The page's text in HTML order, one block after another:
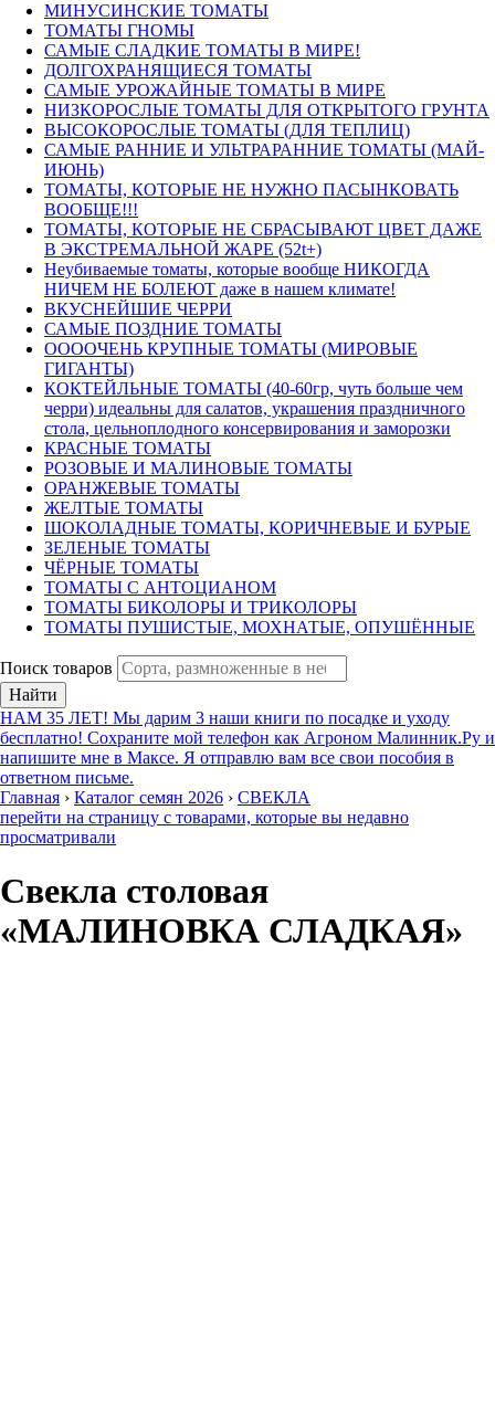
МИНУСИНСКИЕ ТОМАТЫ
ТОМАТЫ ГНОМЫ
САМЫЕ СЛАДКИЕ ТОМАТЫ В МИРЕ!
ДОЛГОХРАНЯЩИЕСЯ ТОМАТЫ
САМЫЕ УРОЖАЙНЫЕ ТОМАТЫ В МИРЕ
НИЗКОРОСЛЫЕ ТОМАТЫ ДЛЯ ОТКРЫТОГО ГРУНТА
ВЫСОКОРОСЛЫЕ ТОМАТЫ (ДЛЯ ТЕПЛИЦ)
САМЫЕ РАННИЕ И УЛЬТРАРАННИЕ ТОМАТЫ (МАЙ-
ИЮНЬ)
ТОМАТЫ, КОТОРЫЕ НЕ НУЖНО ПАСЫНКОВАТЬ
ВООБЩЕ!!!
ТОМАТЫ, КОТОРЫЕ НЕ СБРАСЫВАЮТ ЦВЕТ ДАЖЕ
В ЭКСТРЕМАЛЬНОЙ ЖАРЕ (52t+)
Неубиваемые томаты, которые вообще НИКОГДА
НИЧЕМ НЕ БОЛЕЮТ даже в нашем климате!
ВКУСНЕЙШИЕ ЧЕРРИ
САМЫЕ ПОЗДНИЕ ТОМАТЫ
ООООЧЕНЬ КРУПНЫЕ ТОМАТЫ (МИРОВЫЕ
ГИГАНТЫ)
КОКТЕЙЛЬНЫЕ ТОМАТЫ (40-60гр, чуть больше чем
черри) идеальны для салатов, украшения праздничного
стола, цельноплодного консервирования и заморозки
КРАСНЫЕ ТОМАТЫ
РОЗОВЫЕ И МАЛИНОВЫЕ ТОМАТЫ
ОРАНЖЕВЫЕ ТОМАТЫ
ЖЕЛТЫЕ ТОМАТЫ
ШОКОЛАДНЫЕ ТОМАТЫ, КОРИЧНЕВЫЕ И БУРЫЕ
ЗЕЛЕНЫЕ ТОМАТЫ
ЧЁРНЫЕ ТОМАТЫ
ТОМАТЫ С АНТОЦИАНОМ
ТОМАТЫ БИКОЛОРЫ И ТРИКОЛОРЫ
ТОМАТЫ ПУШИСТЫЕ, МОХНАТЫЕ, ОПУШЁННЫЕ
Поиск товаров
Найти
НАМ 35 ЛЕТ! Мы дарим 3 наши книги по посадке и уходу
бесплатно! Сохраните мой телефон как Агроном Малинник.Ру и
напишите мне в Максе. Я отправлю вам все свои пособия в
ответном письме.
Главная › Каталог семян 2026 › СВЕКЛА
перейти на страницу с товарами, которые вы недавно
просматривали
Свекла столовая
«МАЛИНОВКА СЛАДКАЯ»